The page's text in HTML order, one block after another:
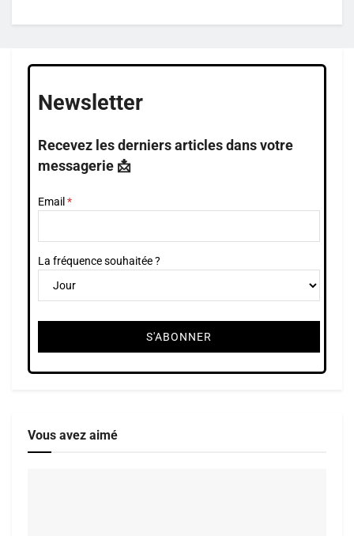
Newsletter
Recevez les derniers articles dans votre
messagerie 📩
Email
La fréquence souhaitée ?
Vous avez aimé